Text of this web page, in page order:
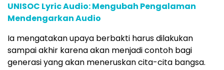
UNISOC Lyric Audio: Mengubah Pengalaman
Mendengarkan Audio
Ia mengatakan upaya berbakti harus dilakukan
sampai akhir karena akan menjadi contoh bagi
generasi yang akan meneruskan cita-cita bangsa.